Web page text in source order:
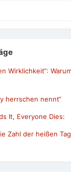
Wirklichkeit“:
herrschen nennt“
It, Everyone Dies:
Zahl der heißen